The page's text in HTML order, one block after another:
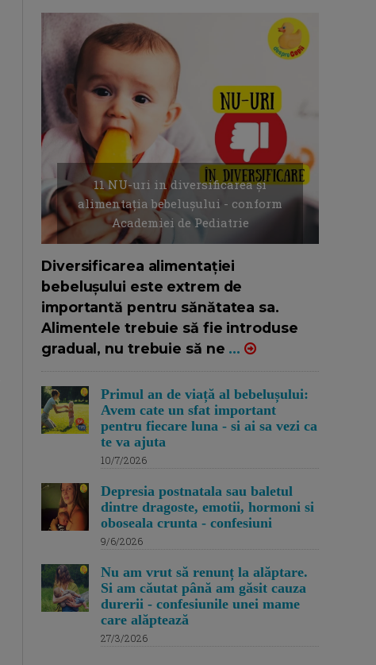
11 NU-uri in diversificarea și
alimentația bebelușului - conform
Academiei de Pediatrie
Diversificarea alimentației
bebelușului este extrem de
importantă pentru sănătatea sa.
Alimentele trebuie să fie introduse
gradual, nu trebuie să ne ...
Primul an de viață al bebelușului:
Avem cate un sfat important
pentru fiecare luna - si ai sa vezi ca
te va ajuta
10/7/2026
Depresia postnatala sau baletul
dintre dragoste, emotii, hormoni si
oboseala crunta - confesiuni
9/6/2026
Nu am vrut să renunț la alăptare.
Si am căutat până am găsit cauza
durerii - confesiunile unei mame
care alăptează
27/3/2026